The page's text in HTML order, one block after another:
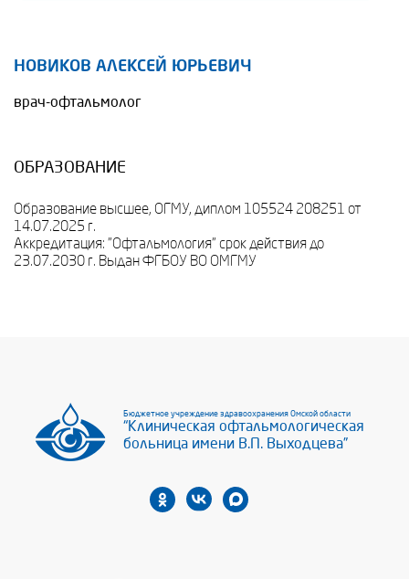
НОВИКОВ АЛЕКСЕЙ ЮРЬЕВИЧ
врач-офтальмолог
ОБРАЗОВАНИЕ
Образование высшее, ОГМУ, диплом 105524 208251 от
14.07.2025 г.
Аккредитация: "Офтальмология" срок действия до
23.07.2030 г. Выдан ФГБОУ ВО ОМГМУ
Бюджетное учреждение здравоохранения Омской области
“Клиническая офтальмологическая
больница имени В.П. Выходцева”